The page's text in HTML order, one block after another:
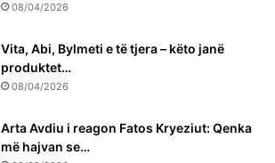
08/04/2026
Vita, Abi, Bylmeti e të tjera – këto janë
produktet…
08/04/2026
Arta Avdiu i reagon Fatos Kryeziut: Qenka
më hajvan se…